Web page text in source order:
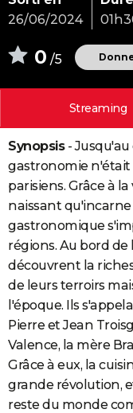
Destinations
City break
Voyage nature
Voyage de noces
Forum
Climat
+
PHOTO
GUIDES D'ACHAT
CARTE DE VOEUX
Carte de Noël
Carte Bonne année
Carte Saint-Valentin
Carte Pâques
Carte d'anniversaire
DICTIONNAIRE
Dictionnaire
Biographies
Citations
Expressions
Proverbes
PROGRAMME TV
COPAINS D'AVANT
S'inscrire
Se connecter
Lycées
Collèges
Primaires
Universités
Entreprises
Service militaire
Avis de recherche
AVIS DE DÉCÈS
FORUM
Bricolage
Lifestyle
Culture
Sport
Auto
Television
Voyage
Cinema
26/06/2024
0 /5
Streaming
Synopsis- Jusqu'au
gastronomie n'était
parisiens. Grâce à
naissant
gastronomique
régions. Au bord de
découvrent la
de leurs terroirs
l'époque. Ils
Pierre et Jean
Valence, la mère
Grâce à eux, la
grande révolution,
reste du monde